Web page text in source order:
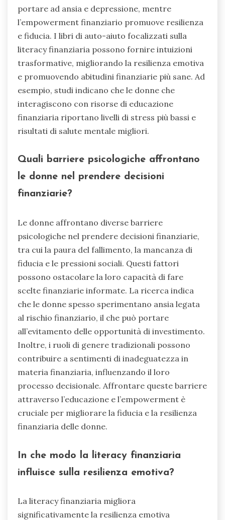
portare ad ansia e depressione, mentre
l’empowerment finanziario promuove resilienza
e fiducia. I libri di auto-aiuto focalizzati sulla
literacy finanziaria possono fornire intuizioni
trasformative, migliorando la resilienza emotiva
e promuovendo abitudini finanziarie più sane. Ad
esempio, studi indicano che le donne che
interagiscono con risorse di educazione
finanziaria riportano livelli di stress più bassi e
risultati di salute mentale migliori.
Quali barriere psicologiche affrontano
le donne nel prendere decisioni
finanziarie?
Le donne affrontano diverse barriere
psicologiche nel prendere decisioni finanziarie,
tra cui la paura del fallimento, la mancanza di
fiducia e le pressioni sociali. Questi fattori
possono ostacolare la loro capacità di fare
scelte finanziarie informate. La ricerca indica
che le donne spesso sperimentano ansia legata
al rischio finanziario, il che può portare
all’evitamento delle opportunità di investimento.
Inoltre, i ruoli di genere tradizionali possono
contribuire a sentimenti di inadeguatezza in
materia finanziaria, influenzando il loro
processo decisionale. Affrontare queste barriere
attraverso l’educazione e l’empowerment è
cruciale per migliorare la fiducia e la resilienza
finanziaria delle donne.
In che modo la literacy finanziaria
influisce sulla resilienza emotiva?
La literacy finanziaria migliora
significativamente la resilienza emotiva